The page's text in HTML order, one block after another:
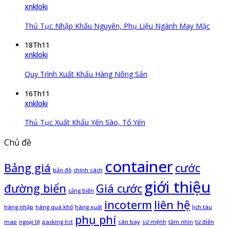
xnkloki
Thủ Tục Nhập Khẩu Nguyên, Phụ Liệu Ngành May Mặc
18Th11
xnkloki
Quy Trình Xuất Khẩu Hàng Nông Sản
16Th11
xnkloki
Thủ Tục Xuất Khẩu Yến Sào, Tổ Yến
Chủ đề
Bảng giá bản đồ chính sách containercước
đường biển cảng biển Giá cướcgiới thiệu
hàng nhập hàng quá khổ hàng xuất incoterm liên hệ lịch tàu
map ngoại tệ packing list phụ phí sân bay sứ mệnh tầm nhìn từ điển